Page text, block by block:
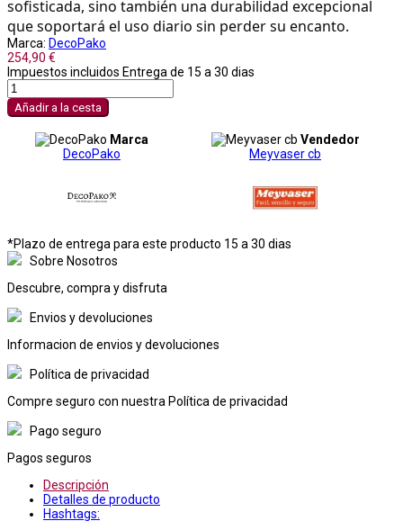
sofisticada, sino también una durabilidad excepcional
que soportará el uso diario sin perder su encanto.
Marca: DecoPako
254,90 €
Impuestos incluidos Entrega de 15 a 30 dias
Añadir a la cesta
Marca
DecoPako
Vendedor
Meyvaser cb
*Plazo de entrega para este producto 15 a 30 dias
Sobre Nosotros
Descubre, compra y disfruta
Envios y devoluciones
Informacion de envios y devoluciones
Política de privacidad
Compre seguro con nuestra Política de privacidad
Pago seguro
Pagos seguros
Descripción
Detalles de producto
Hashtags: